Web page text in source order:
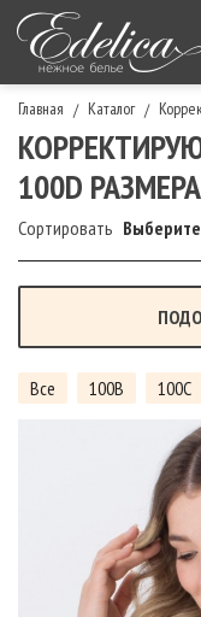
Главная / Каталог /
100D РАЗМЕРА
Сортировать Выберите
Все 100B 100C